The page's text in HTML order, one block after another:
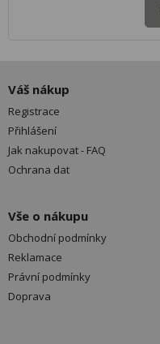
Váš nákup
Registrace
Přihlášení
Jak nakupovat - FAQ
Ochrana dat
Vše o nákupu
Obchodní podmínky
Reklamace
Právní podmínky
Doprava